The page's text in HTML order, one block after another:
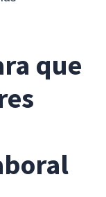
que